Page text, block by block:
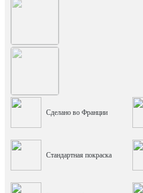
Сделано во Франции
Стандартная покраска